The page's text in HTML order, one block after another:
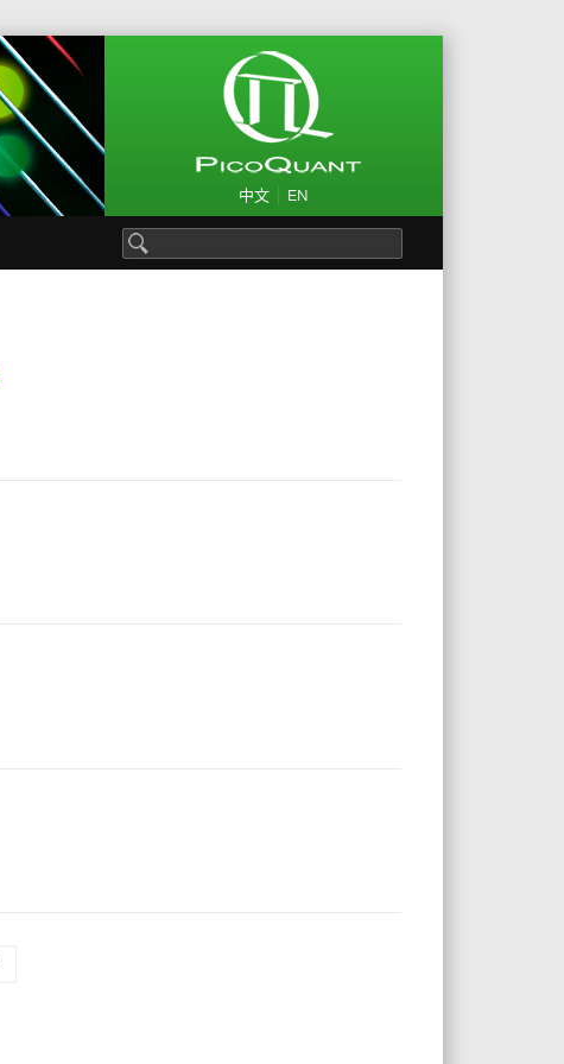
中文 EN